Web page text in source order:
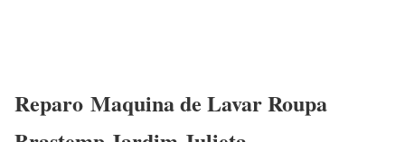
Reparo Maquina de Lavar Roupa